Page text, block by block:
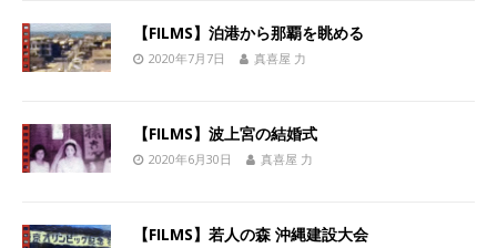
【FILMS】泊港から那覇を眺める
2020年7月7日 真喜屋 力
【FILMS】波上宮の結婚式
2020年6月30日 真喜屋 力
【FILMS】若人の森 沖縄建設大会